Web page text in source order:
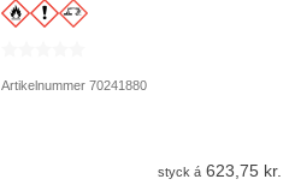
Artikelnummer 70241880
styck á 623,75 kr.